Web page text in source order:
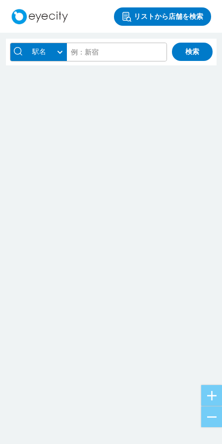
リストから店舗を検索
駅名 検索